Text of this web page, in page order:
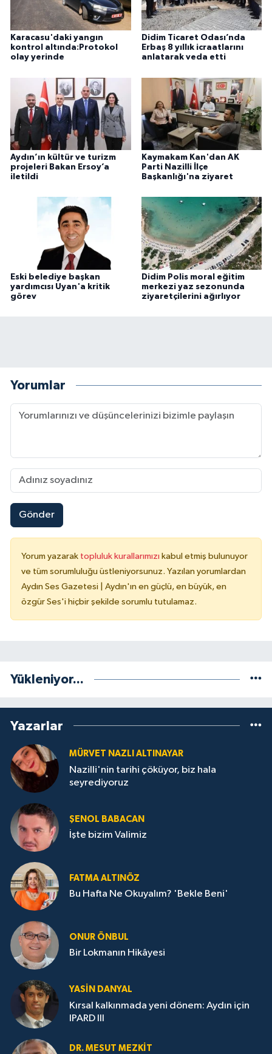
Karacasu'daki yangın
kontrol altında:Protokol
olay yerinde
Didim Ticaret Odası’nda
Erbaş 8 yıllık icraatlarını
anlatarak veda etti
Aydın’ın kültür ve turizm
projeleri Bakan Ersoy’a
iletildi
Kaymakam Kan'dan AK
Parti Nazilli İlçe
Başkanlığı'na ziyaret
Eski belediye başkan
yardımcısı Uyan'a kritik
görev
Didim Polis moral eğitim
merkezi yaz sezonunda
ziyaretçilerini ağırlıyor
Yorumlar
Gönder
Yorum yazarak topluluk kurallarımızı kabul etmiş bulunuyor
ve tüm sorumluluğu üstleniyorsunuz. Yazılan yorumlardan
Aydın Ses Gazetesi | Aydın'ın en güçlü, en büyük, en
özgür Ses'i hiçbir şekilde sorumlu tutulamaz.
Yükleniyor...
Yazarlar
MÜRVET NAZLI ALTINAYAR
Nazilli'nin tarihi çöküyor, biz hala
seyrediyoruz
ŞENOL BABACAN
İşte bizim Valimiz
FATMA ALTINÖZ
Bu Hafta Ne Okuyalım? 'Bekle Beni'
ONUR ÖNBUL
Bir Lokmanın Hikâyesi
YASIN DANYAL
Kırsal kalkınmada yeni dönem: Aydın için
IPARD III
DR. MESUT MEZKIT